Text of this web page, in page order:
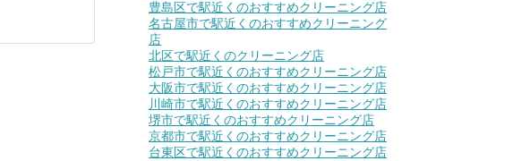
豊島区で駅近くのおすすめクリーニング店
名古屋市で駅近くのおすすめクリーニング
店
北区で駅近くのクリーニング店
松戸市で駅近くのおすすめクリーニング店
大阪市で駅近くのおすすめクリーニング店
川崎市で駅近くのおすすめクリーニング店
堺市で駅近くのおすすめクリーニング店
京都市で駅近くのおすすめクリーニング店
台東区で駅近くのおすすめクリーニング店